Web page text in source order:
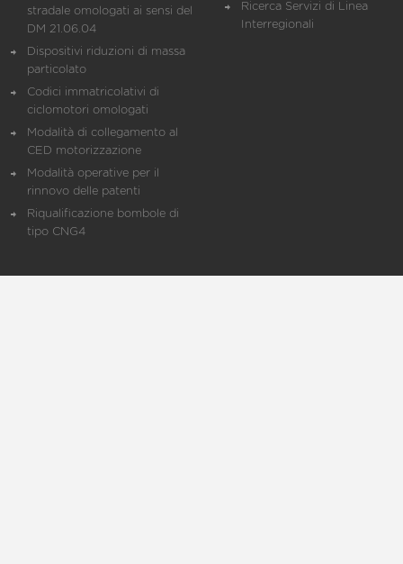
stradale omologati ai sensi del
DM 21.06.04
Dispositivi riduzioni di massa
particolato
Codici immatricolativi di
ciclomotori omologati
Modalità di collegamento al
CED motorizzazione
Modalità operative per il
rinnovo delle patenti
Riqualificazione bombole di
tipo CNG4
Ricerca Servizi di Linea
Interregionali